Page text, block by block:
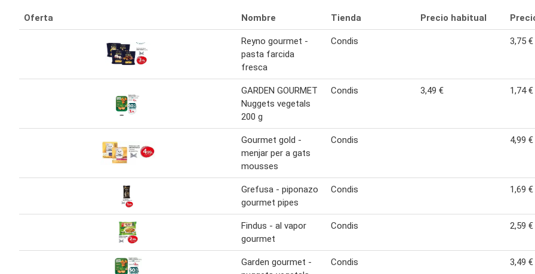
Oferta Nombre Tienda Precio habitual
Reyno gourmet -
pasta farcida
fresca
Condis 3,75 €
GARDEN GOURMET
Nuggets vegetals
200 g
Condis 3,49 € 1,74 €
Gourmet gold -
menjar per a gats
mousses
Condis 4,99 €
Grefusa - piponazo
gourmet pipes
Condis 1,69 €
Findus - al vapor
gourmet
Condis 2,59 €
Garden gourmet -
Condis 3,49 €